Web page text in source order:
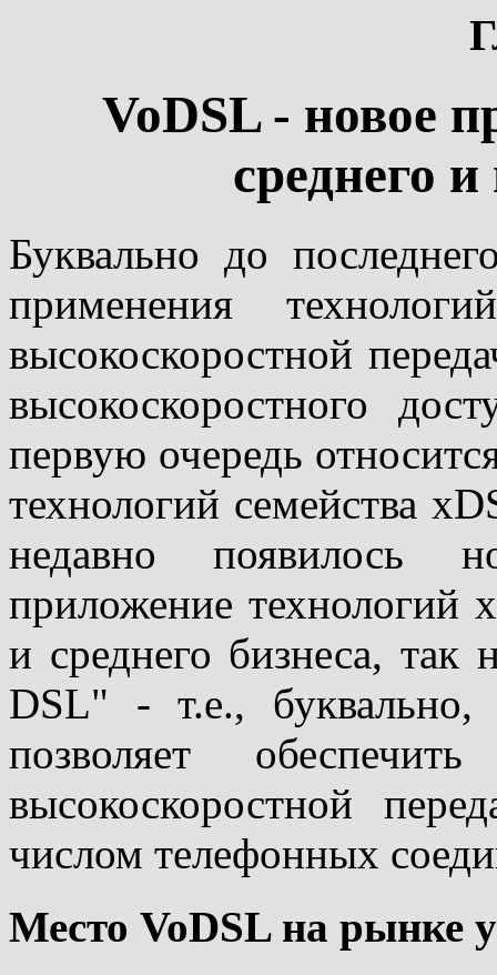
VoDSL - новое
среднего
Буквально до
применения
высокоскоростной
высокоскоростного
первую очередь
технологий семейства
недавно появилось
приложение технологий
и среднего бизнеса,
DSL" - т.е., буквально,
позволяет
высокоскоростной
числом телефонных
Место VoDSL на рынке